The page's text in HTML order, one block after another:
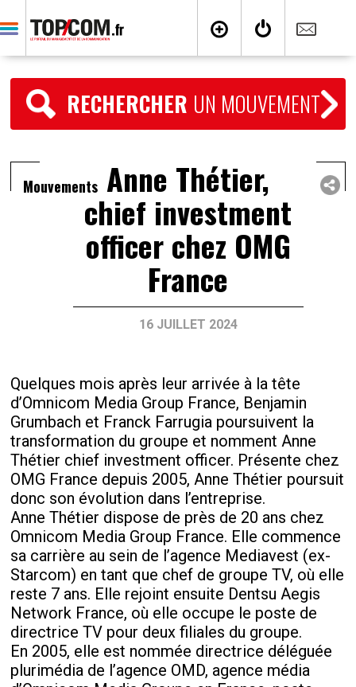
RECHERCHER UN MOUVEMENT
Mouvements Anne Thétier,
chief investment
officer chez OMG
France
16 JUILLET 2024
Quelques mois après leur arrivée à la tête
d’Omnicom Media Group France, Benjamin
Grumbach et Franck Farrugia poursuivent la
transformation du groupe et nomment Anne
Thétier chief investment officer. Présente chez
OMG France depuis 2005, Anne Thétier poursuit
donc son évolution dans l’entreprise.
Anne Thétier dispose de près de 20 ans chez
Omnicom Media Group France. Elle commence
sa carrière au sein de l’agence Mediavest (ex-
Starcom) en tant que chef de groupe TV, où elle
reste 7 ans. Elle rejoint ensuite Dentsu Aegis
Network France, où elle occupe le poste de
directrice TV pour deux filiales du groupe.
En 2005, elle est nommée directrice déléguée
plurimédia de l’agence OMD, agence média